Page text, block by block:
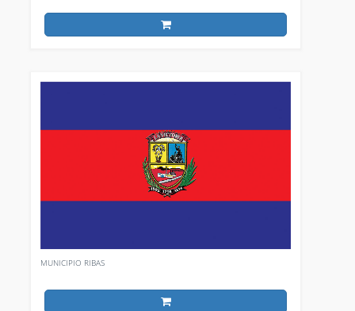
MUNICIPIO RIBAS